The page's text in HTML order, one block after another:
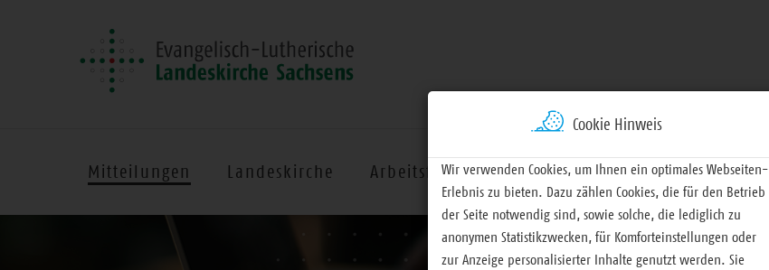
Mitteilungen Landeskirche Arbeitsfelder Termine Materialien
Cookie Hinweis
Wir verwenden Cookies, um Ihnen ein optimales Webseiten-
Erlebnis zu bieten. Dazu zählen Cookies, die für den Betrieb
der Seite notwendig sind, sowie solche, die lediglich zu
anonymen Statistikzwecken, für Komforteinstellungen oder
zur Anzeige personalisierter Inhalte genutzt werden. Sie